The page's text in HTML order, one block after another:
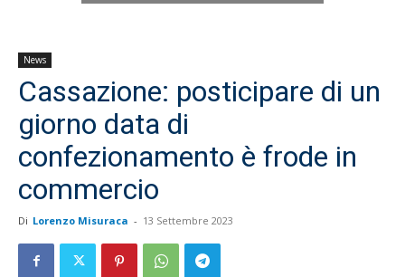
News
Cassazione: posticipare di un
giorno data di
confezionamento è frode in
commercio
Di Lorenzo Misuraca - 13 Settembre 2023